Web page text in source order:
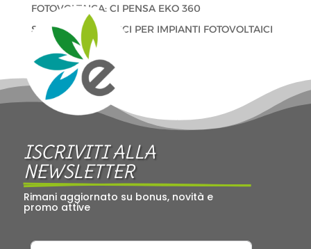
FOTOVOLTAICA: CI PENSA EKO 360
Stefano Velati
CCI PER IMPIANTI FOTOVOLTAICI
ISCRIVITI ALLA
NEWSLETTER
Rimani aggiornato su bonus, novità e
promo attive